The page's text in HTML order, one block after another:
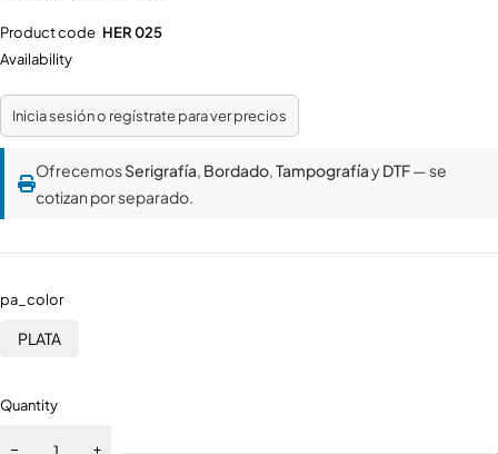
Product code HER 025
Availability
Inicia sesión o regístrate para ver precios
OfrecemosSerigrafía, Bordado,TampografíayDTF— se
cotizan por separado.
pa_color
PLATA
Quantity